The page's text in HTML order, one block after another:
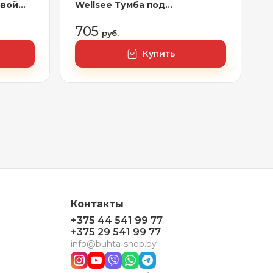
50
Wellsee Тумба под
221802002 (тумба/матовый
темно-серый, раковина/
глянцевый белый, без ножек)
705 руб.
Купить
Контакты
+375 44 541 99 77
+375 29 541 99 77
info@buhta-shop.by